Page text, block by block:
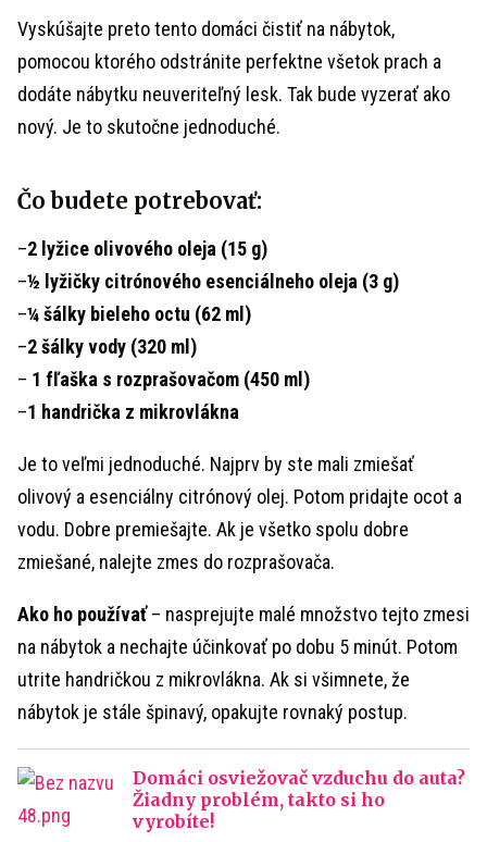
Vyskúšajte preto tento domáci čistiť na nábytok,
pomocou ktorého odstránite perfektne všetok prach a
dodáte nábytku neuveriteľný lesk. Tak bude vyzerať ako
nový. Je to skutočne jednoduché.
Čo budete potrebovať:
–2 lyžice olivového oleja (15 g)
–½ lyžičky citrónového esenciálneho oleja (3 g)
–¼ šálky bieleho octu (62 ml)
–2 šálky vody (320 ml)
– 1 fľaška s rozprašovačom (450 ml)
–1 handrička z mikrovlákna
Je to veľmi jednoduché. Najprv by ste mali zmiešať
olivový a esenciálny citrónový olej. Potom pridajte ocot a
vodu. Dobre premiešajte. Ak je všetko spolu dobre
zmiešané, nalejte zmes do rozprašovača.
Ako ho používať– nasprejujte malé množstvo tejto zmesi
na nábytok a nechajte účinkovať po dobu 5 minút. Potom
utrite handričkou z mikrovlákna. Ak si všimnete, že
nábytok je stále špinavý, opakujte rovnaký postup.
Domáci osviežovač vzduchu do auta?
Žiadny problém, takto si ho
vyrobíte!